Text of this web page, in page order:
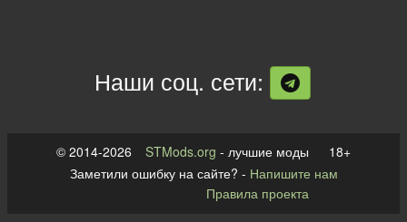
Наши соц. сети:
© 2014-2026 STMods.org - лучшие моды 18+
Заметили ошибку на сайте? - Напишите нам
Правила проекта